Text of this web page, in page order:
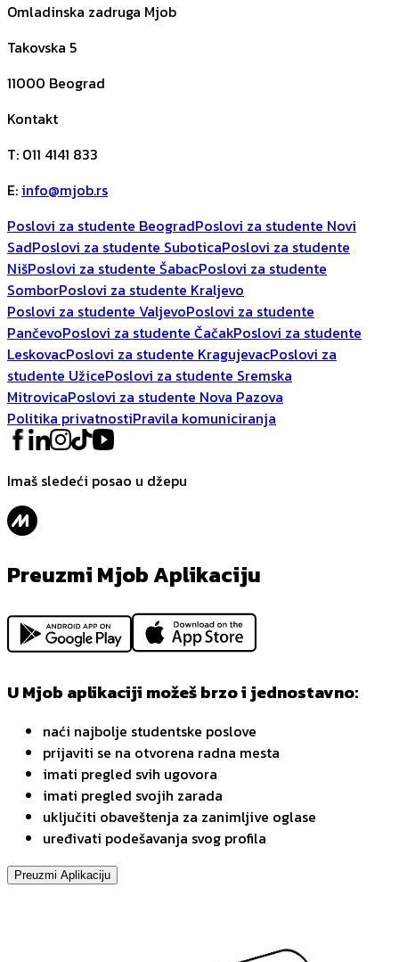
Omladinska zadruga Mjob
Takovska 5
11000 Beograd
Kontakt
T: 011 4141 833
E: info@mjob.rs
Poslovi za studente BeogradPoslovi za studente Novi
SadPoslovi za studente SuboticaPoslovi za studente
NišPoslovi za studente ŠabacPoslovi za studente
SomborPoslovi za studente Kraljevo
Poslovi za studente ValjevoPoslovi za studente
PančevoPoslovi za studente ČačakPoslovi za studente
LeskovacPoslovi za studente KragujevacPoslovi za
studente UžicePoslovi za studente Sremska
MitrovicaPoslovi za studente Nova Pazova
Politika privatnostiPravila komuniciranja
Imaš sledeći posao u džepu
Preuzmi Mjob Aplikaciju
U Mjob aplikaciji možeš brzo i jednostavno:
naći najbolje studentske poslove
prijaviti se na otvorena radna mesta
imati pregled svih ugovora
imati pregled svojih zarada
uključiti obaveštenja za zanimljive oglase
uređivati podešavanja svog profila
Preuzmi Aplikaciju